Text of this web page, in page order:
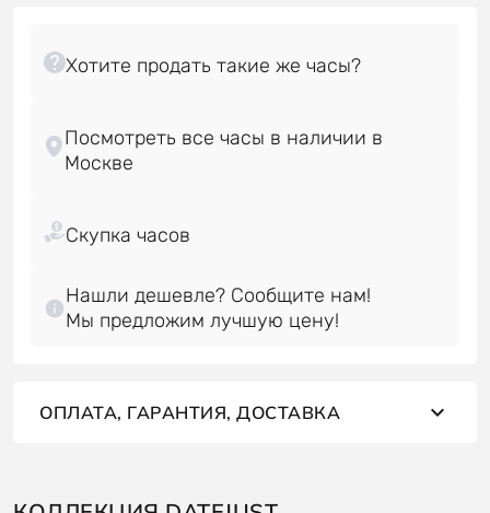
Посмотреть все часы в наличии в
Нашли дешевле? Сообщите нам!
Мы предложим лучшую цену!
ОПЛАТА, ГАРАНТИЯ, ДОСТАВКА